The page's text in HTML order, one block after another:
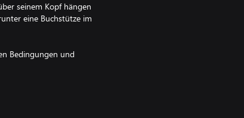
seinem Kopf hängen
eine Buchstütze im
Bedingungen und